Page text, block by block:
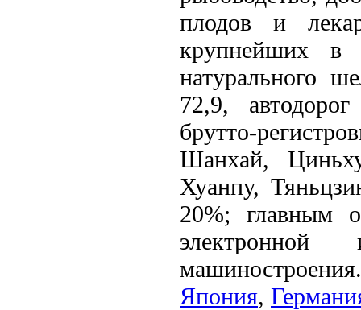
плодов и
крупнейших в
натурального
72,9,
брутто-
Шанхай,
Хуанпу,
20%; главным
электронной
Япония,